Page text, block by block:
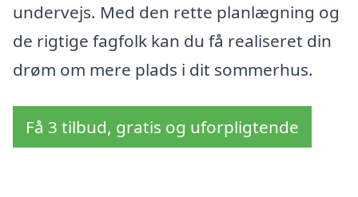
undervejs. Med den rette planlægning og
de rigtige fagfolk kan du få realiseret din
drøm om mere plads i dit sommerhus.
Få 3 tilbud, gratis og uforpligtende